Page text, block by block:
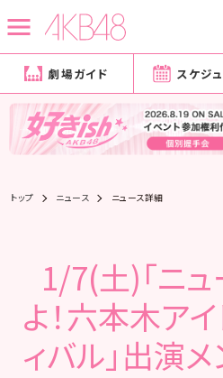
劇場ガイド スケジ
トップ ニュース ニュース詳細
1/7(土)「ニ
よ！六本木ア
ィバル」出演